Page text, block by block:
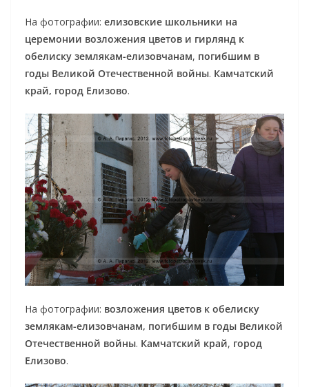
На фотографии: елизовские школьники на
церемонии возложения цветов и гирлянд к
обелиску землякам-елизовчанам, погибшим в
годы Великой Отечественной войны. Камчатский
край, город Елизово.
На фотографии: возложения цветов к обелиску
землякам-елизовчанам, погибшим в годы Великой
Отечественной войны. Камчатский край, город
Елизово.